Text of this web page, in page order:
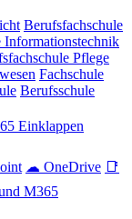
Berufsfachschule
Informationstechnik
Pflege
Fachschule
Berufsschule
Einklappen
☁ OneDrive 📑
M365